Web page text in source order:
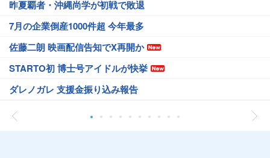
昨夏覇者・沖縄尚学が初戦で敗退
7月の企業倒産1000件超 今年最多
佐藤二朗 映画配信告知でX再開か
STARTO初 博士号アイドルが快挙
ダレノガレ 支援金振り込み報告